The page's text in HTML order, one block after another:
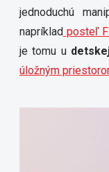
jednoduchú
napríklad posteľ
je tomu u
úložným